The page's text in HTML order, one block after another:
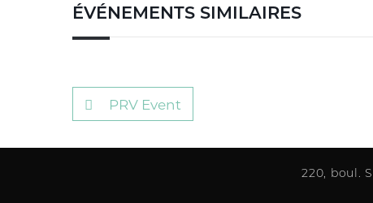
ÉVÉNEMENTS SIMILAIRES
PRV Event
220, boul.